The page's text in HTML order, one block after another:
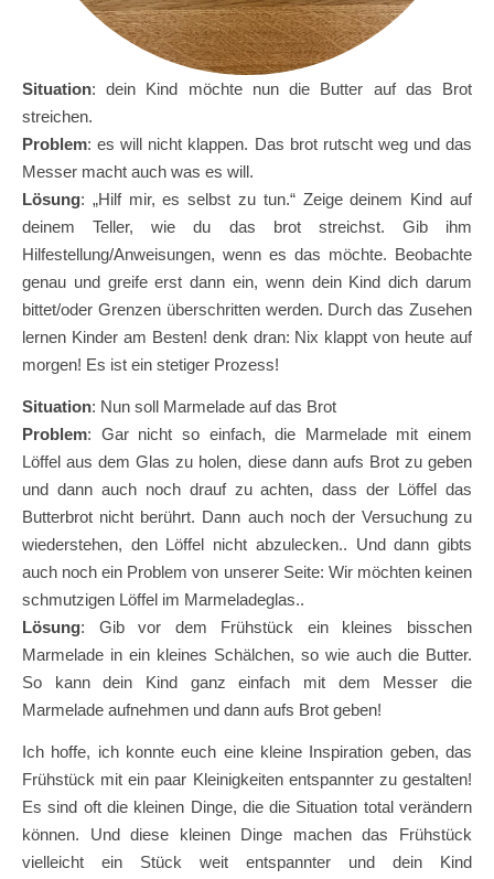
Situation: dein Kind möchte nun die Butter auf das Brot
streichen.
Problem: es will nicht klappen. Das brot rutscht weg und das
Messer macht auch was es will.
Lösung: „Hilf mir, es selbst zu tun.“ Zeige deinem Kind auf
deinem Teller, wie du das brot streichst. Gib ihm
Hilfestellung/Anweisungen, wenn es das möchte. Beobachte
genau und greife erst dann ein, wenn dein Kind dich darum
bittet/oder Grenzen überschritten werden. Durch das Zusehen
lernen Kinder am Besten! denk dran: Nix klappt von heute auf
morgen! Es ist ein stetiger Prozess!
Situation: Nun soll Marmelade auf das Brot
Problem: Gar nicht so einfach, die Marmelade mit einem
Löffel aus dem Glas zu holen, diese dann aufs Brot zu geben
und dann auch noch drauf zu achten, dass der Löffel das
Butterbrot nicht berührt. Dann auch noch der Versuchung zu
wiederstehen, den Löffel nicht abzulecken.. Und dann gibts
auch noch ein Problem von unserer Seite: Wir möchten keinen
schmutzigen Löffel im Marmeladeglas..
Lösung: Gib vor dem Frühstück ein kleines bisschen
Marmelade in ein kleines Schälchen, so wie auch die Butter.
So kann dein Kind ganz einfach mit dem Messer die
Marmelade aufnehmen und dann aufs Brot geben!
Ich hoffe, ich konnte euch eine kleine Inspiration geben, das
Frühstück mit ein paar Kleinigkeiten entspannter zu gestalten!
Es sind oft die kleinen Dinge, die die Situation total verändern
können. Und diese kleinen Dinge machen das Frühstück
vielleicht ein Stück weit entspannter und dein Kind